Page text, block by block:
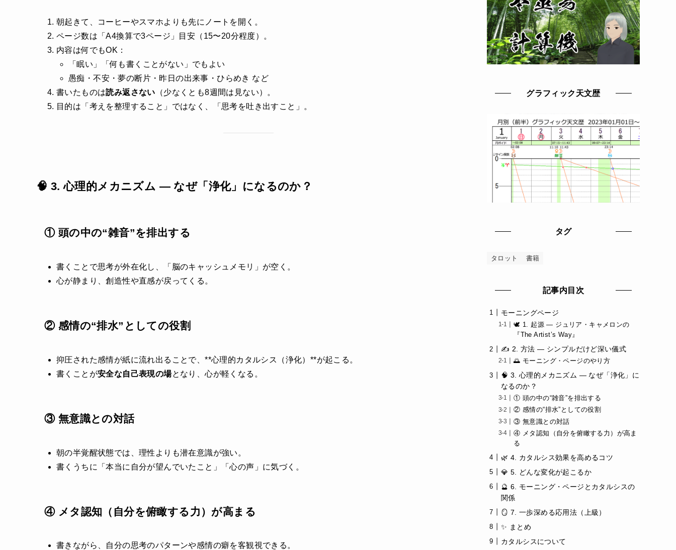
朝起きて、コーヒーやスマホよりも先にノートを開く。
ページ数は「A4換算で3ページ」目安（15〜20分程度）。
内容は何でもOK：
「眠い」「何も書くことがない」でもよい
愚痴・不安・夢の断片・昨日の出来事・ひらめき など
書いたものは読み返さない （少なくとも8週間は見ない）。
目的は「考えを整理すること」ではなく、「思考を吐き出すこと」。
🧠 3. 心理的メカニズム ― なぜ「浄化」になるのか？
① 頭の中の“雑音”を排出する
書くことで思考が外在化し、「脳のキャッシュメモリ」が空く。
心が静まり、創造性や直感が戻ってくる。
② 感情の“排水”としての役割
抑圧された感情が紙に流れ出ることで、**心理的カタルシス（浄化）**が起こる。
書くことが安全な自己表現の場となり、心が軽くなる。
③ 無意識との対話
朝の半覚醒状態では、理性よりも潜在意識が強い。
書くうちに「本当に自分が望んでいたこと」「心の声」に気づく。
④ メタ認知（自分を俯瞰する力）が高まる
書きながら、自分の思考のパターンや感情の癖を客観視できる。
グラフィック天文歴
タグ
タロット 書籍
記事内目次
モーニングページ
🕊 1. 起源 ― ジュリア・キャメロンの
『The Artist’s Way』
✍️ 2. 方法 ― シンプルだけど深い儀式
🌅 モーニング・ページのやり方
🧠 3. 心理的メカニズム ― なぜ「浄化」に
なるのか？
① 頭の中の“雑音”を排出する
② 感情の“排水”としての役割
③ 無意識との対話
④ メタ認知（自分を俯瞰する力）が高ま
る
🌿 4. カタルシス効果を高めるコツ
💎 5. どんな変化が起こるか
🔮 6. モーニング・ページとカタルシスの
関係
🪞 7. 一歩深める応用法（上級）
✨ まとめ
カタルシスについて